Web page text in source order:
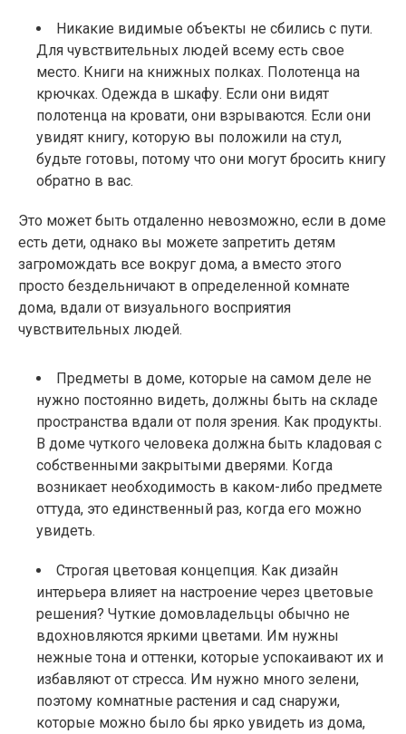
Никакие видимые объекты не сбились с пути.
Для чувствительных людей всему есть свое
место. Книги на книжных полках. Полотенца на
крючках. Одежда в шкафу. Если они видят
полотенца на кровати, они взрываются. Если они
увидят книгу, которую вы положили на стул,
будьте готовы, потому что они могут бросить книгу
обратно в вас.
Это может быть отдаленно невозможно, если в доме
есть дети, однако вы можете запретить детям
загромождать все вокруг дома, а вместо этого
просто бездельничают в определенной комнате
дома, вдали от визуального восприятия
чувствительных людей.
Предметы в доме, которые на самом деле не
нужно постоянно видеть, должны быть на складе
пространства вдали от поля зрения. Как продукты.
В доме чуткого человека должна быть кладовая с
собственными закрытыми дверями. Когда
возникает необходимость в каком-либо предмете
оттуда, это единственный раз, когда его можно
увидеть.
Строгая цветовая концепция. Как дизайн
интерьера влияет на настроение через цветовые
решения? Чуткие домовладельцы обычно не
вдохновляются яркими цветами. Им нужны
нежные тона и оттенки, которые успокаивают их и
избавляют от стресса. Им нужно много зелени,
поэтому комнатные растения и сад снаружи,
которые можно было бы ярко увидеть из дома,